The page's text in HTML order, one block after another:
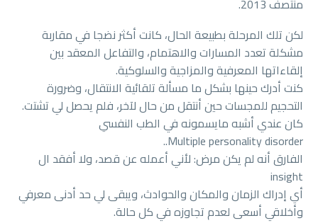
منتصف 2013.
لكن تلك المرحلة بطبيعة الحال، كانت أكثر نضجا في مقاربة
مشكلة تعدد المسارات والاهتمام، والتفاعل المعقد بين
إلقاءاتها المعرفية والمزاجية والسلوكية.
كنت أدرك حينها بشكل ما مسألة تلقائية الانتقال، وضرورة
التحجيم للمجسات حين أنتقل من حال لآخر، فلم يحصل لي تشتت.
كان عندي أشبه مايسمونه في الطب النفسي
Multiple personality disorder..
الفارق أنه لم يكن مرض: لأني أعمله عن قصد، ولا أفقد ال
insight
أي إدراك الزمان والمكان والحوادث، ويبقى لي حد أدنى معرفي
وأخلاقي أسعى لعدم تجاوزه في كل حالة.